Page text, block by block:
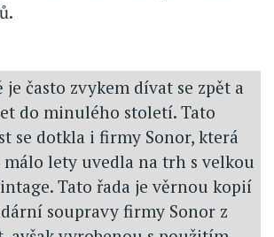
je často zvykem dívat se zpět a
do minulého století. Tato
se dotkla i firmy Sonor, která
lety uvedla na trh s velkou
Tato řada je věrnou kopií
soupravy firmy Sonor z